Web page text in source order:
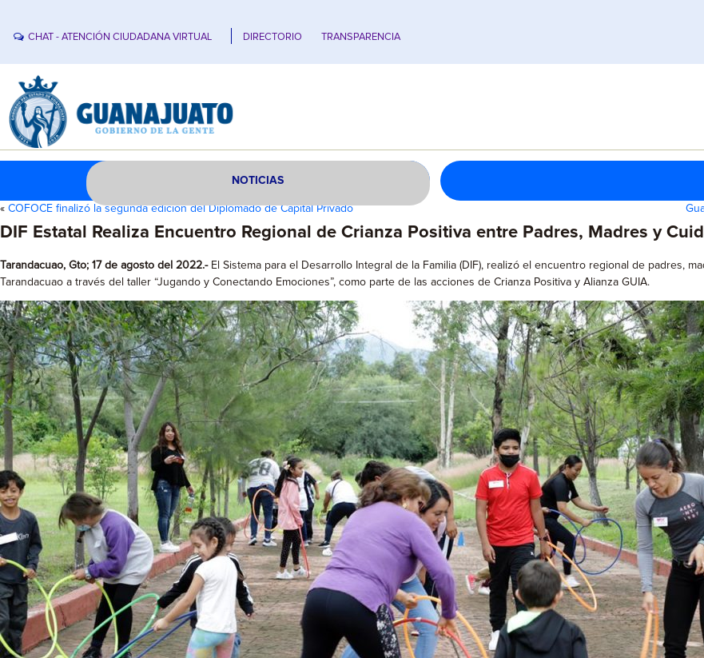
CHAT - ATENCIÓN CIUDADANA VIRTUAL DIRECTORIO TRANSPARENCIA
NOTICIAS
« COFOCE finalizó la segunda edición del Diplomado de Capital Privado
DIF Estatal Realiza Encuentro Regional de Crianza Positiva entre Padres, Madres y
Tarandacuao, Gto; 17 de agosto del 2022.- El Sistema para el Desarrollo Integral de la Familia (DIF), realizó el encuentro regional de padres,
Tarandacuao a través del taller “Jugando y Conectando Emociones”, como parte de las acciones de Crianza Positiva y Alianza GUIA.